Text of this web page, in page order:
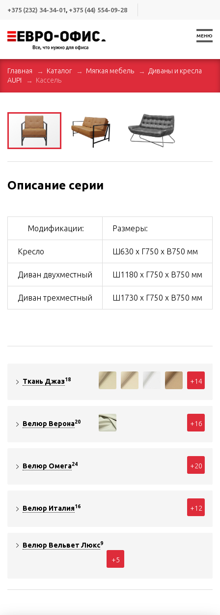
+375 (232) 34-34-01, +375 (44) 554-09-28
МЕНЮ
Главная Каталог Мягкая мебель
Диваны и кресла
AUPI
Кассель
Описание серии
Модификации: Размеры:
Кресло Ш630 х Г750 х В750 мм
Диван двухместный Ш1180 х Г750 х В750 мм
Диван трехместный Ш1730 х Г750 х В750 мм
Ткань Джаз18 +14
Велюр Верона20 +16
Велюр Омега24 +20
Велюр Италия16 +12
Велюр Вельвет Люкс9
+5